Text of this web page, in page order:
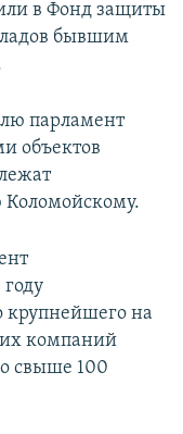
в Фонд защиты
бывшим
парламент
объектов
крупнейшего на
компаний
свыше 100